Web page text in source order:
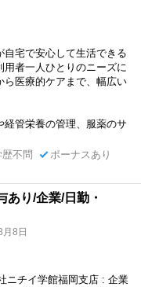
宅で安心して生活できる
用者一人ひとりのニーズに
ら医療的ケアまで、幅広い
経管栄養の管理、服薬のサ
歴不問 ボーナスあり
あり/企業/日勤・
月8日
ニチイ学館福岡支店 : 企業